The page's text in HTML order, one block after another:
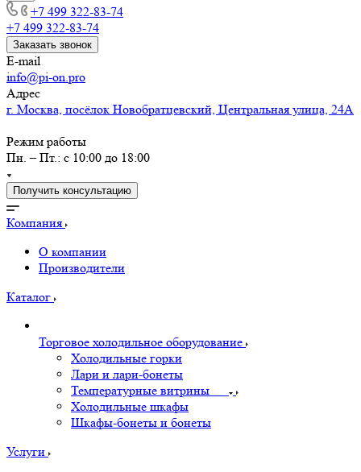
+7 499 322-83-74
+7 499 322-83-74
Заказать звонок
E-mail
info@pi-on.pro
Адрес
г. Москва, посёлок Новобратцевский, Центральная улица, 24А
Режим работы
Пн. – Пт.: с 10:00 до 18:00
Получить консультацию
Компания
О компании
Производители
Каталог
Торговое холодильное оборудование
Холодильные горки
Лари и лари-бонеты
Температурные витрины
Холодильные шкафы
Шкафы-бонеты и бонеты
Услуги